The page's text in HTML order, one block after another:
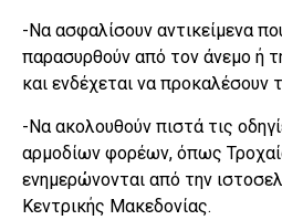
-Να ασφαλίσουν αντικείμενα
παρασυρθούν από τον άνεμο ή
και ενδέχεται να προκαλέσουν
-Να ακολουθούν πιστά τις
αρμοδίων φορέων, όπως
ενημερώνονται από την
Κεντρικής Μακεδονίας.